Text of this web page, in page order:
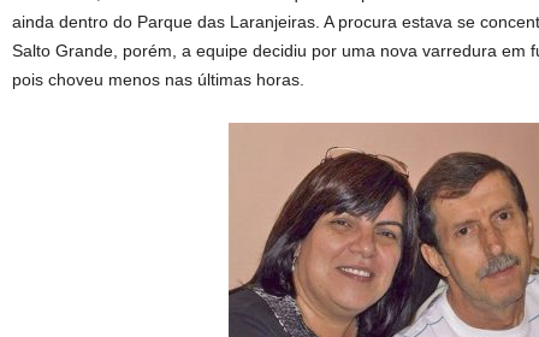
ainda dentro do Parque das Laranjeiras. A procura estava se
Salto Grande, porém, a equipe decidiu por uma nova varredura em
pois choveu menos nas últimas horas.